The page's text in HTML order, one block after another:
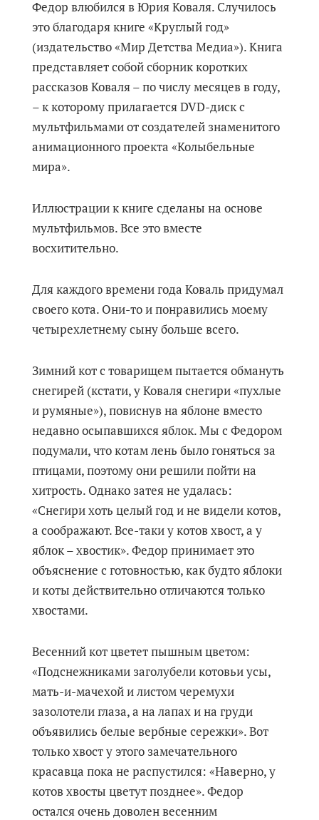
Федор влюбился в Юрия Коваля. Случилось
это благодаря книге «Круглый год»
(издательство «Мир Детства Медиа»). Книга
представляет собой сборник коротких
рассказов Коваля – по числу месяцев в году,
– к которому прилагается DVD-диск с
мультфильмами от создателей знаменитого
анимационного проекта «Колыбельные
мира».
Иллюстрации к книге сделаны на основе
мультфильмов. Все это вместе
восхитительно.
Для каждого времени года Коваль придумал
своего кота. Они-то и понравились моему
четырехлетнему сыну больше всего.
Зимний кот с товарищем пытается обмануть
снегирей (кстати, у Коваля снегири «пухлые
и румяные»), повиснув на яблоне вместо
недавно осыпавшихся яблок. Мы с Федором
подумали, что котам лень было гоняться за
птицами, поэтому они решили пойти на
хитрость. Однако затея не удалась:
«Снегири хоть целый год и не видели котов,
а соображают. Все-таки у котов хвост, а у
яблок – хвостик». Федор принимает это
объяснение с готовностью, как будто яблоки
и коты действительно отличаются только
хвостами.
Весенний кот цветет пышным цветом:
«Подснежниками заголубели котовьи усы,
мать-и-мачехой и листом черемухи
зазолотели глаза, а на лапах и на груди
объявились белые вербные сережки». Вот
только хвост у этого замечательного
красавца пока не распустился: «Наверно, у
котов хвосты цветут позднее». Федор
остался очень доволен весенним